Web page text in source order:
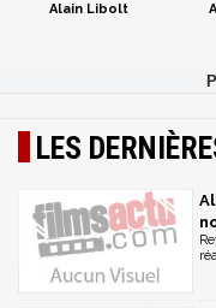
Alain Libolt
LES